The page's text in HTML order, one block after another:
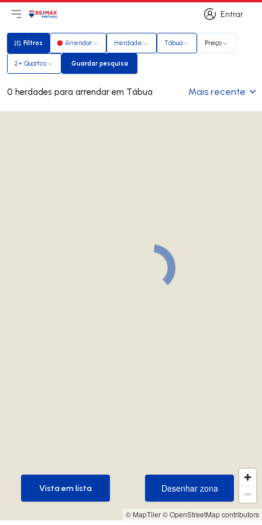
Entrar
Entrar
Abri menu principal
LogoIr para página inicial
Filtros
Filtros Arrendar Herdade Tábua Preço
2+ Quartos Guardar pesquisa
Guardar pesquisa
0 herdades para arrendar em Tábua Mais recente
© MapTiler© OpenStreetMap contributors
Desenhar zona
Desenhar zona
Vista em lista
Vista em lista